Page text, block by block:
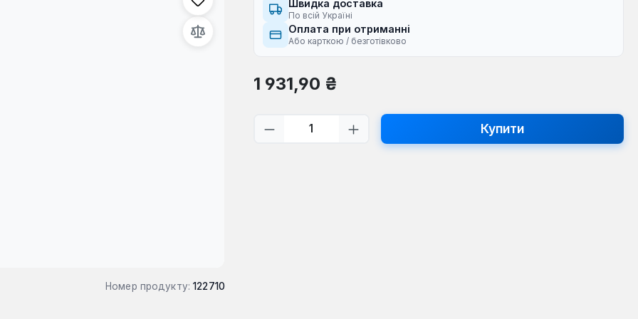
Номер продукту: 122710
Швидка доставка
По всій Україні
Оплата при отриманні
Або карткою / безготівково
Звичайна ціна:
1 931,90 ₴
Кількість товару: Введіть потрібну
Купити